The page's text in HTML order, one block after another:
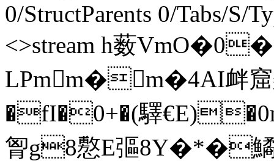
0/StructParents 0/Tabs/S/
<>stream h薮
LPmm�m�4AI衅
�fI�0+�(驛
胷g8懯E彄8Y�*�